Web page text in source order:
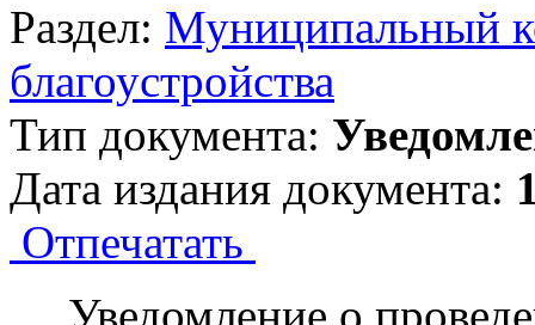
Раздел: Муниципальный
благоустройства
Тип документа:
Дата издания документа:
Отпечатать